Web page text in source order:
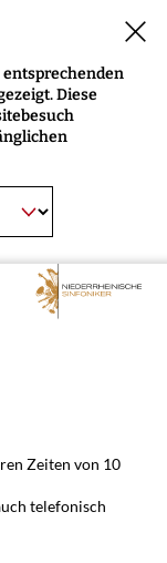
Diese
Zeiten von 10
telefonisch